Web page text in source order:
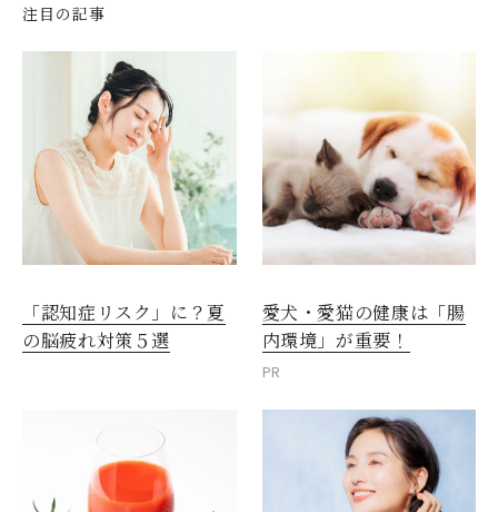
注目の記事
「認知症リスク」に？夏
の脳疲れ対策５選
愛犬・愛猫の健康は「腸
内環境」が重要！
PR